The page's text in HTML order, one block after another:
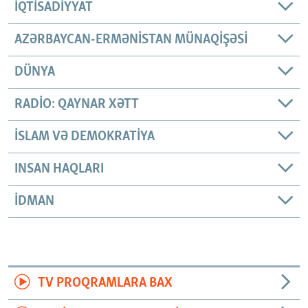
İQTISADIYYAT
AZƏRBAYCAN-ERMƏNISTAN MÜNAQIŞƏSI
DÜNYA
RADIO: QAYNAR XƏTT
İSLAM VƏ DEMOKRATIYA
INSAN HAQLARI
İDMAN
TV PROQRAMLARA BAX